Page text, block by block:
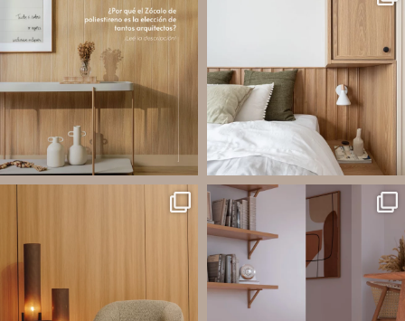
Los Zócalos de poliestireno ganaron
protagonismo en la arquitectura porque
combinan estética, practicidad y
desempeño en un solo producto.
...
tradicional? ¡Los Revestimientos de
pared Santa Luzia pueden ser la
Líneas como Waves, Gizé y...
1 0
paredes decorativas, respaldos de
2 0
santaluzia.es
¿Zócalo blanco, negro, gris, fendi o
beige? La elección puede cambiar por
completo la percepción de un
ambiente y aportar aún más valor a tu
proyecto.